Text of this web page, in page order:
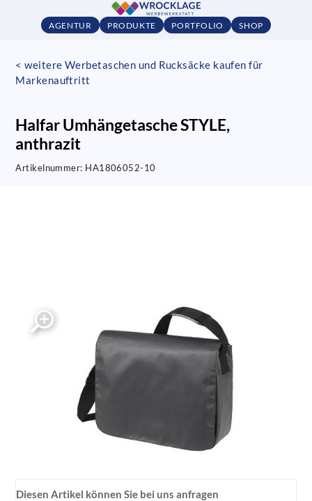
AGENTUR PRODUKTE PORTFOLIO SHOP
< weitere Werbetaschen und Rucksäcke kaufen für
Markenauftritt
Halfar Umhängetasche STYLE,
anthrazit
Artikelnummer: HA1806052-10
Diesen Artikel können Sie bei uns anfragen